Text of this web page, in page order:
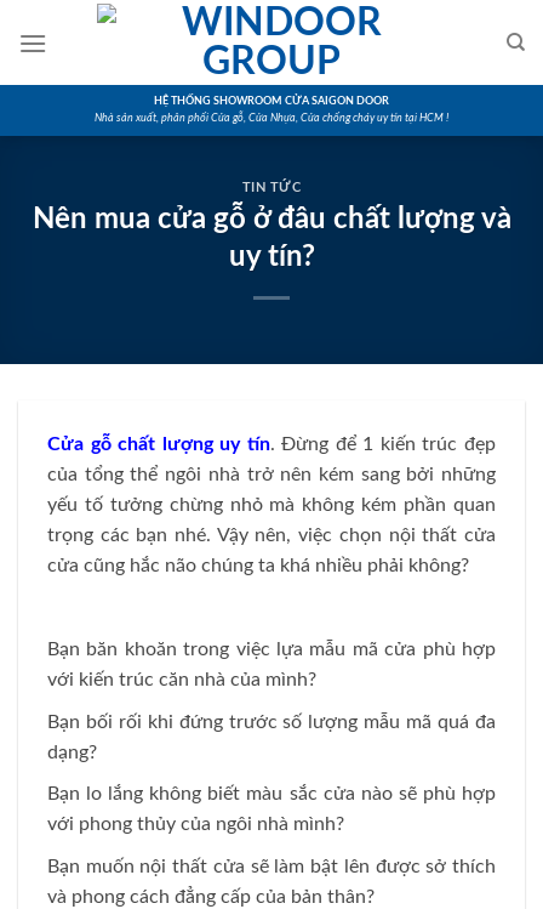
HỆ THỐNG SHOWROOM CỬA SAIGON DOOR
Nhà sản xuất, phân phối Cửa gỗ, Cửa Nhựa, Cửa chống cháy uy tín tại HCM !
TIN TỨC
Nên mua cửa gỗ ở đâu chất lượng và
uy tín?
Cửa gỗ chất lượng uy tín. Đừng để 1 kiến trúc đẹp
của tổng thể ngôi nhà trở nên kém sang bởi những
yếu tố tưởng chừng nhỏ mà không kém phần quan
trọng các bạn nhé. Vậy nên, việc chọn nội thất cửa
cửa cũng hắc não chúng ta khá nhiều phải không?
Bạn băn khoăn trong việc lựa mẫu mã cửa phù hợp
với kiến trúc căn nhà của mình?
Bạn bối rối khi đứng trước số lượng mẫu mã quá đa
dạng?
Bạn lo lắng không biết màu sắc cửa nào sẽ phù hợp
với phong thủy của ngôi nhà mình?
Bạn muốn nội thất cửa sẽ làm bật lên được sở thích
và phong cách đẳng cấp của bản thân?